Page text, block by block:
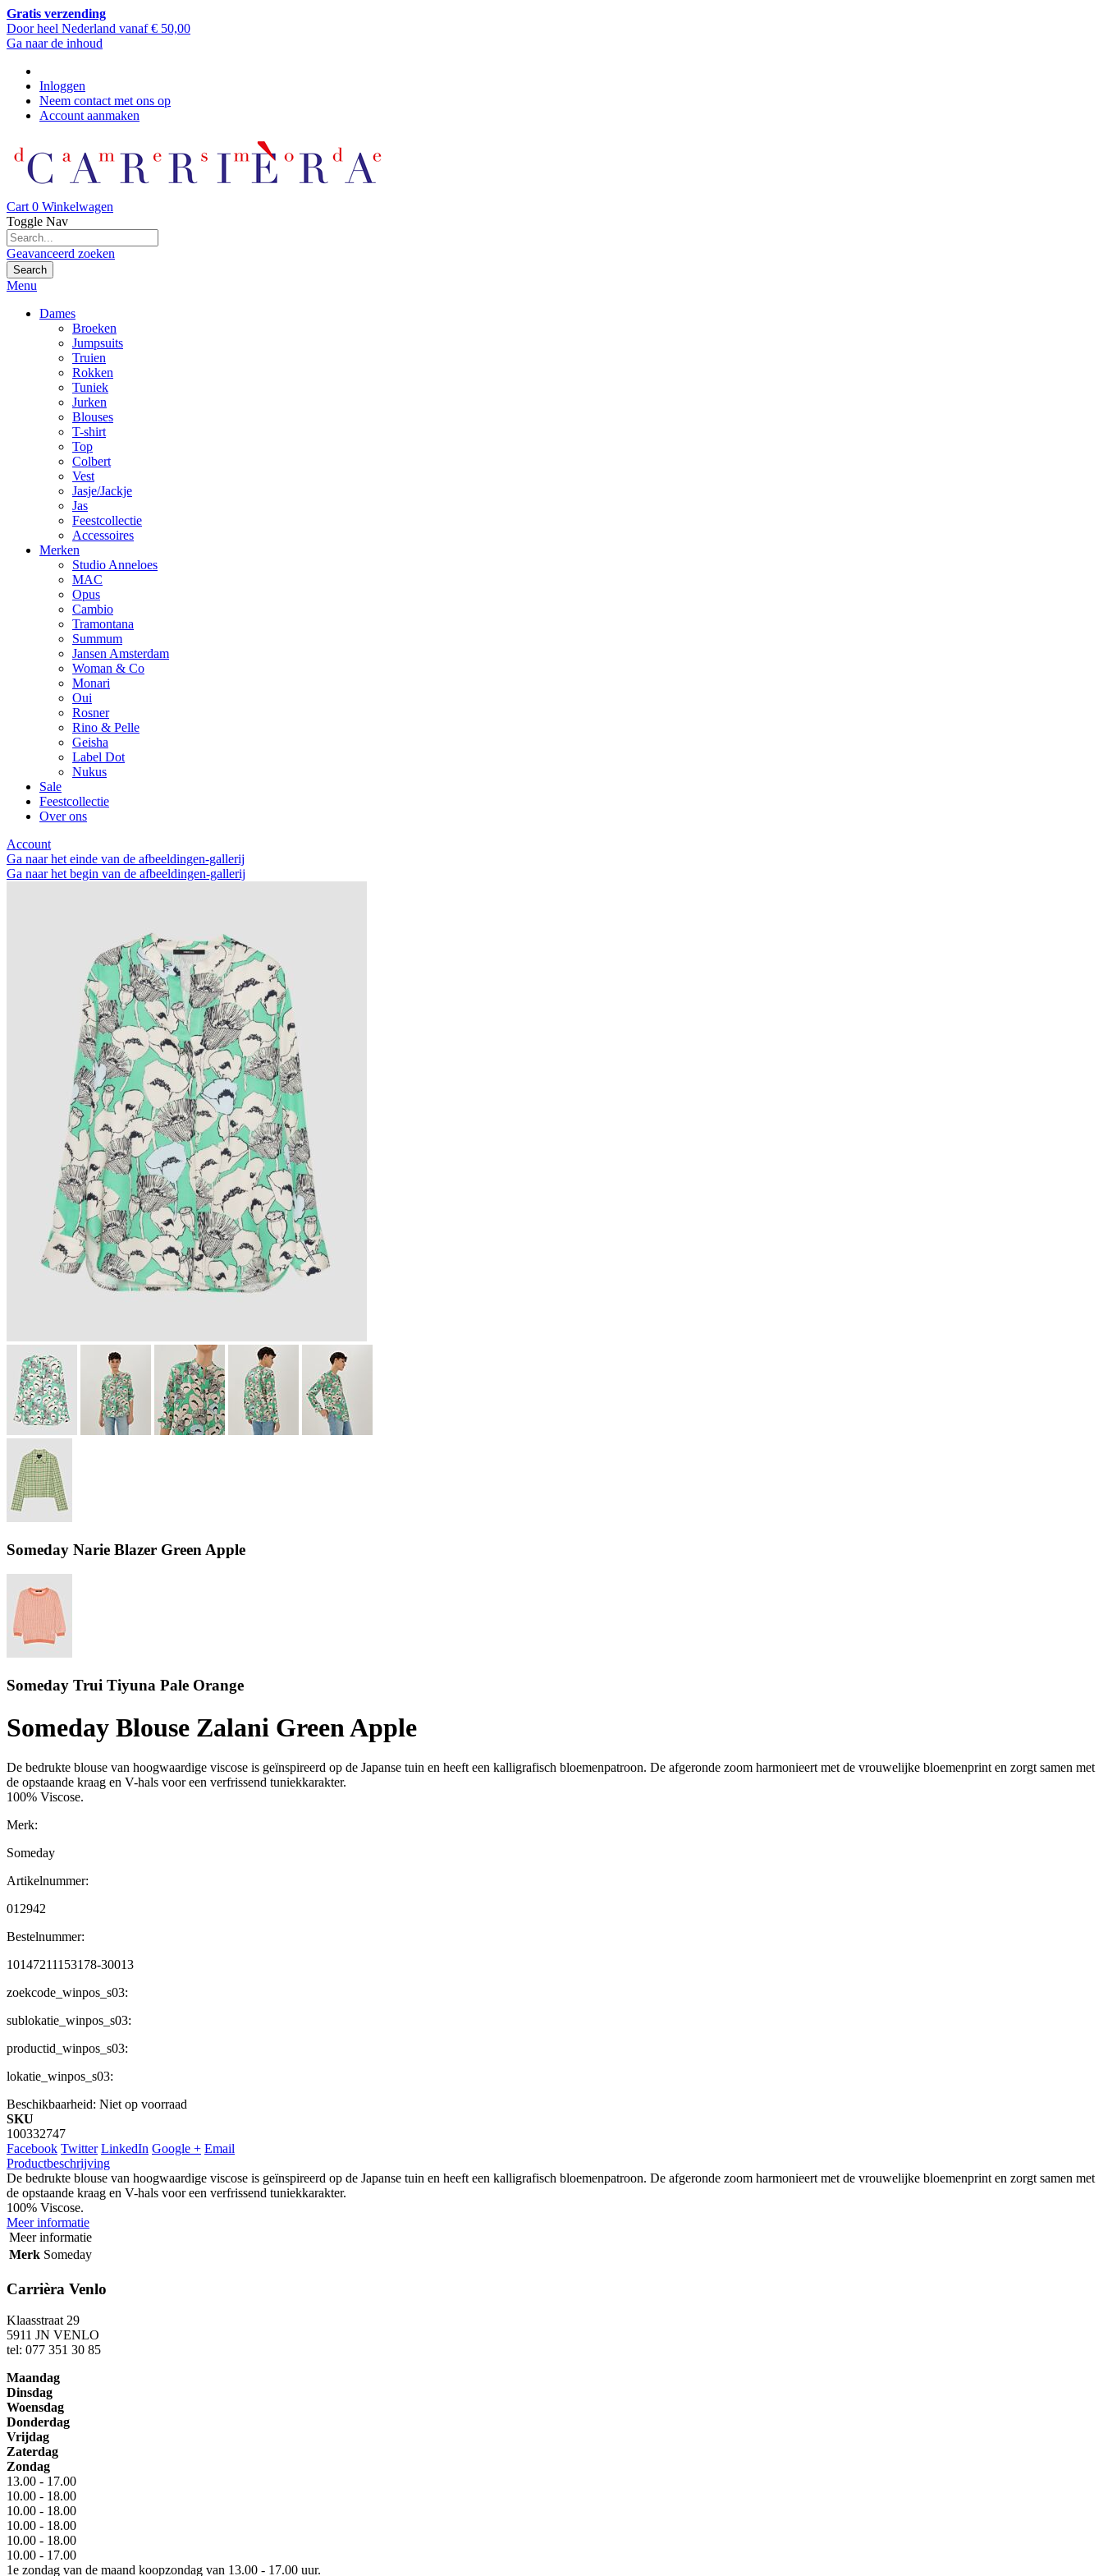
Gratis verzending
Door heel Nederland vanaf € 50,00
Ga naar de inhoud
Inloggen
Neem contact met ons op
Account aanmaken
Cart 0 Winkelwagen
Toggle Nav
Geavanceerd zoeken
Search
Menu
Dames
Broeken
Jumpsuits
Truien
Rokken
Tuniek
Jurken
Blouses
T-shirt
Top
Colbert
Vest
Jasje/Jackje
Jas
Feestcollectie
Accessoires
Merken
Studio Anneloes
MAC
Opus
Cambio
Tramontana
Summum
Jansen Amsterdam
Woman & Co
Monari
Oui
Rosner
Rino & Pelle
Geisha
Label Dot
Nukus
Sale
Feestcollectie
Over ons
Account
Ga naar het einde van de afbeeldingen-gallerij
Ga naar het begin van de afbeeldingen-gallerij
Someday Narie Blazer Green Apple
Someday Trui Tiyuna Pale Orange
Someday Blouse Zalani Green Apple
De bedrukte blouse van hoogwaardige viscose is geïnspireerd op de Japanse tuin en heeft een kalligrafisch bloemenpatroon. De afgeronde zoom harmonieert met de vrouwelijke bloemenprint en zorgt samen met
de opstaande kraag en V-hals voor een verfrissend tuniekkarakter.
100% Viscose.
Merk:
Someday
Artikelnummer:
012942
Bestelnummer:
10147211153178-30013
zoekcode_winpos_s03:
sublokatie_winpos_s03:
productid_winpos_s03:
lokatie_winpos_s03:
Beschikbaarheid: Niet op voorraad
SKU
100332747
Facebook Twitter LinkedIn Google + Email
Productbeschrijving
De bedrukte blouse van hoogwaardige viscose is geïnspireerd op de Japanse tuin en heeft een kalligrafisch bloemenpatroon. De afgeronde zoom harmonieert met de vrouwelijke bloemenprint en zorgt samen met
de opstaande kraag en V-hals voor een verfrissend tuniekkarakter.
100% Viscose.
Meer informatie
Meer informatie
Merk Someday
Carrièra Venlo
Klaasstraat 29
5911 JN VENLO
tel: 077 351 30 85
Maandag
Dinsdag
Woensdag
Donderdag
Vrijdag
Zaterdag
Zondag
13.00 - 17.00
10.00 - 18.00
10.00 - 18.00
10.00 - 18.00
10.00 - 18.00
10.00 - 17.00
1e zondag van de maand koopzondag van 13.00 - 17.00 uur.